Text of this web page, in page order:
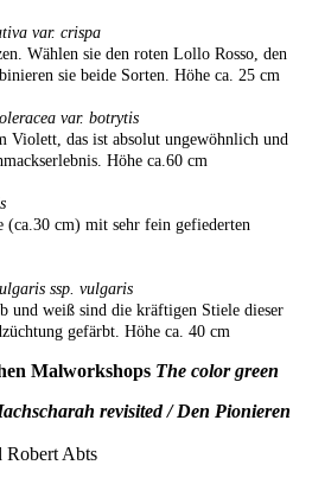
var. crispa
Wählen sie den roten Lollo Rosso, den
sie beide Sorten. Höhe ca. 25 cm
var. botrytis
Violett, das ist absolut ungewöhnlich und
Höhe ca.60 cm
(ca.30 cm) mit sehr fein gefiederten
ssp. vulgaris
und weiß sind die kräftigen Stiele dieser
gefärbt. Höhe ca. 40 cm
Malworkshops The color green
revisited / Den Pionieren
Robert Abts